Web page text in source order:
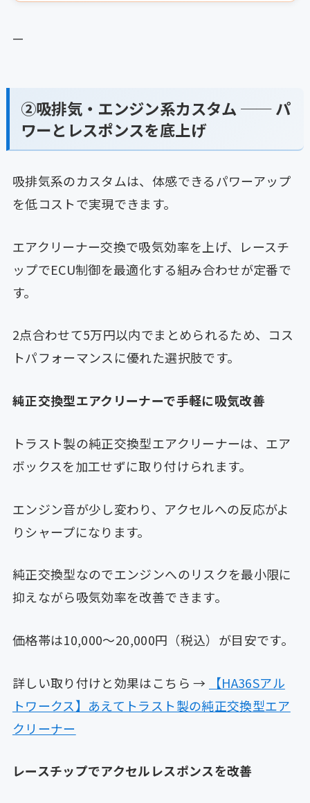
—
②吸排気・エンジン系カスタム ── パ
ワーとレスポンスを底上げ
吸排気系のカスタムは、体感できるパワーアップ
を低コストで実現できます。
エアクリーナー交換で吸気効率を上げ、レースチ
ップでECU制御を最適化する組み合わせが定番で
す。
2点合わせて5万円以内でまとめられるため、コス
トパフォーマンスに優れた選択肢です。
純正交換型エアクリーナーで手軽に吸気改善
トラスト製の純正交換型エアクリーナーは、エア
ボックスを加工せずに取り付けられます。
エンジン音が少し変わり、アクセルへの反応がよ
りシャープになります。
純正交換型なのでエンジンへのリスクを最小限に
抑えながら吸気効率を改善できます。
価格帯は10,000〜20,000円（税込）が目安です。
詳しい取り付けと効果はこちら →
【HA36Sアル
トワークス】あえてトラスト製の純正交換型エア
クリーナー
レースチップでアクセルレスポンスを改善